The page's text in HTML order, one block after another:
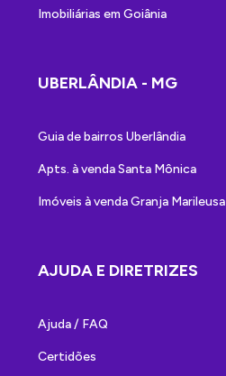
Imobiliárias em Goiânia
UBERLÂNDIA - MG
Guia de bairros Uberlândia
Apts. à venda Santa Mônica
Imóveis à venda Granja Marileusa
AJUDA E DIRETRIZES
Ajuda / FAQ
Certidões